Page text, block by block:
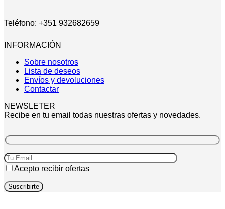
Teléfono: +351 932682659
INFORMACIÓN
Sobre nosotros
Lista de deseos
Envíos y devoluciones
Contactar
NEWSLETER
Recibe en tu email todas nuestras ofertas y novedades.
Acepto recibir ofertas